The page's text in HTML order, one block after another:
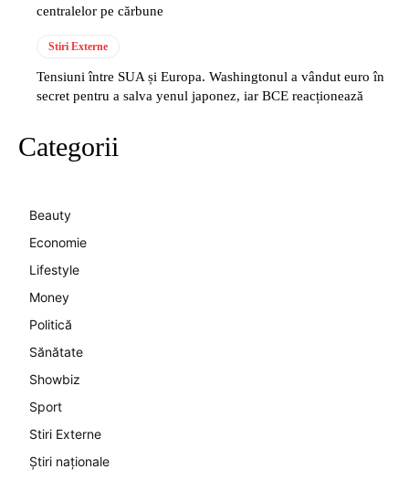
centralelor pe cărbune
Stiri Externe
Tensiuni între SUA și Europa. Washingtonul a vândut euro în
secret pentru a salva yenul japonez, iar BCE reacționează
Categorii
Beauty
Economie
Lifestyle
Money
Politică
Sănătate
Showbiz
Sport
Stiri Externe
Știri naționale